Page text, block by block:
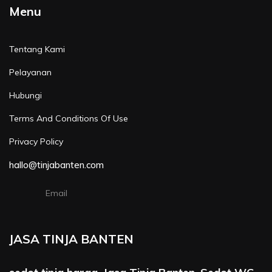
Menu
Tentang Kami
Pelayanan
Hubungi
Terms And Conditions Of Use
Privacy Policy
hallo@tinjabanten.com
Email
JASA TINJA BANTEN